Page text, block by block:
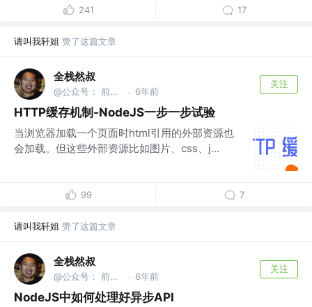
241 17
请叫我轩姐 赞了这篇文章
全栈然叔
@公众号： 前端大班车 · 6年前
关注
HTTP缓存机制-NodeJS一步一步试验
当浏览器加载一个页面时html引用的外部资源也
会加载。但这些外部资源比如图片、css、j...
99 7
请叫我轩姐 赞了这篇文章
全栈然叔
@公众号： 前端大班车 · 6年前
关注
NodeJS中如何处理好异步API